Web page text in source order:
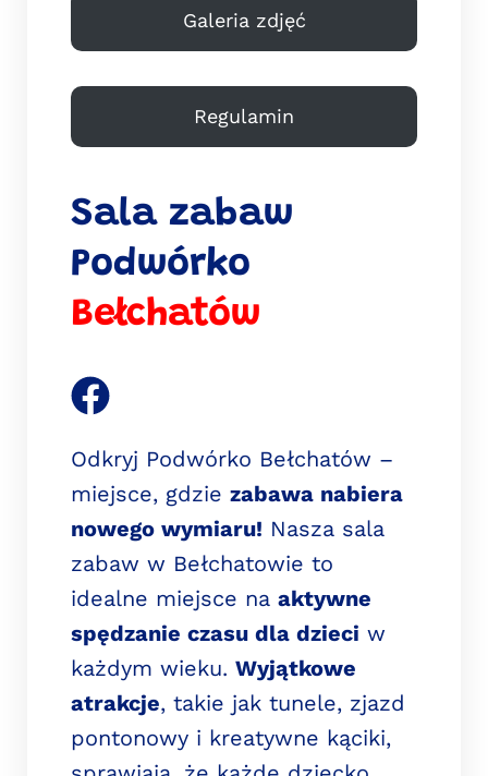
Galeria zdjęć
Regulamin
Sala zabaw
Podwórko
Bełchatów
Odkryj Podwórko Bełchatów –
miejsce, gdzie zabawa nabiera
nowego wymiaru! Nasza sala
zabaw w Bełchatowie to
idealne miejsce na aktywne
spędzanie czasu dla dzieci w
każdym wieku. Wyjątkowe
atrakcje, takie jak tunele, zjazd
pontonowy i kreatywne kąciki,